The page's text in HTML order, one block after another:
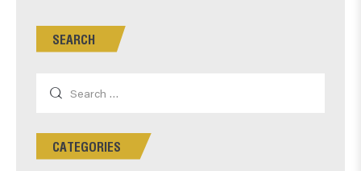
SEARCH
CATEGORIES